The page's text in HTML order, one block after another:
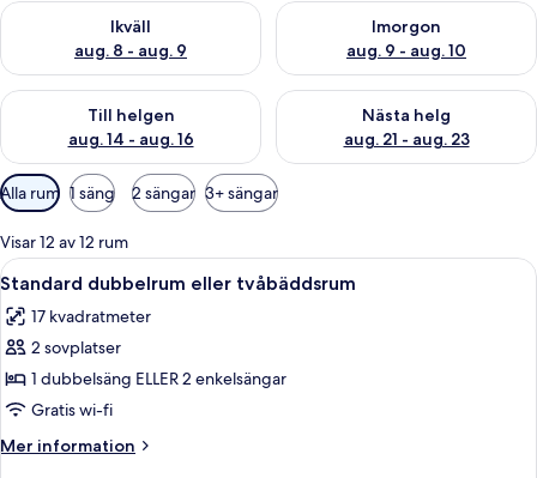
Ikväll
aug. 8 - aug. 9
Kontrollera tillgängligheten för ikväll aug. 8 - aug. 9
Imorgon
aug. 9 - aug. 10
Kontrollera tillgängligheten
Till helgen
aug. 14 - aug. 16
Kontrollera tillgängligheten för den här helgen aug. 14 - aug.
Nästa helg
aug. 21 - aug. 23
Kontrollera tillgängligheten
Tillgängliga
filter
för
rum
Alla rum 1 säng 2 sängar 3+ sängar
Visar 12 av 12 rum
Öppna
alla
foton
för
Standard
dubbelrum
eller
tvåbäddsrum
Ett hotellrum med en säng, ett
8
Standard dubbelrum eller tvåbäddsrum
17 kvadratmeter
2 sovplatser
1 dubbelsäng ELLER 2 enkelsängar
Gratis wi-fi
Mer information
Mer